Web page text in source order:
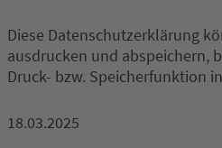
Diese Datenschutzerklärung
ausdrucken und abspeichern,
Druck- bzw. Speicherfunktion
18.03.2025